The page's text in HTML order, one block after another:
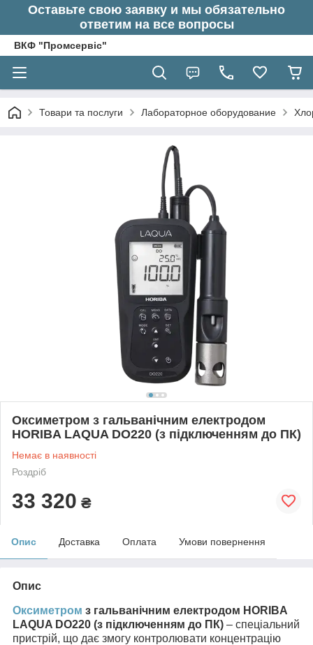
Оставьте свою заявку и мы обязательно
ответим на все вопросы
ВКФ "Промсервіс"
Товари та послуги Лабораторное оборудование
Оксиметром з гальванічним електродом
HORIBA LAQUA DO220 (з підключенням до ПК)
Немає в наявності
Роздріб
33 320 ₴
Опис Доставка Оплата Умови повернення
Опис
Оксиметром з гальванічним електродом HORIBA
LAQUA DO220 (з підключенням до ПК) – спеціальний
пристрій, що дає змогу контролювати концентрацію